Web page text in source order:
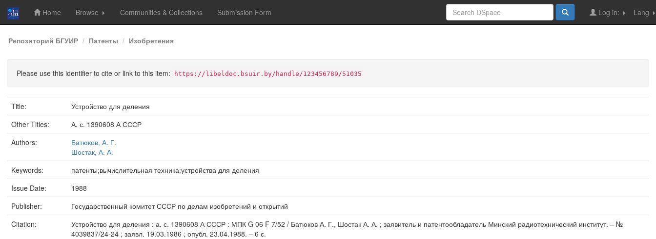
Skip
navigation
Home Browse Communities & Collections Submission Form Lang
Log in:
Репозиторий БГУИР Патенты Изобретения
Please use this identifier to cite or link to this item: https://libeldoc.bsuir.by/handle/123456789/51035
Title:
Устройство для деления
Other Titles:
А. с. 1390608 А СССР
Authors:
Батюков, А. Г.
Шостак, А. А.
Keywords:
патенты;вычислительная техника;устройства для деления
Issue Date:
1988
Publisher:
Государственный комитет СССР по делам изобретений и открытий
Citation:
Устройство для деления : а. с. 1390608 А СССР : МПК G 06 F 7/52 / Батюков А. Г., Шостак А. А. ; заявитель и патентообладатель Минский радиотехнический институт. – №
4039837/24-24 ; заявл. 19.03.1986 ; опубл. 23.04.1988. – 6 с.